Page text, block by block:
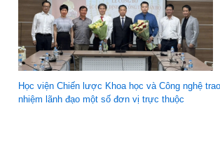
Học viện Chiến lược Khoa học và Công nghệ
nhiệm lãnh đạo một số đơn vị trực thuộc